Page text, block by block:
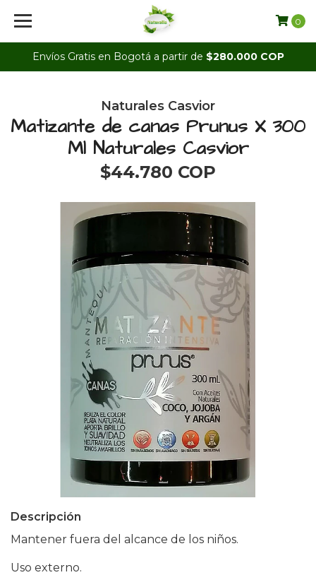
Envíos Gratis en Bogotá a partir de $280.000 COP
0
Naturales Casvior
Matizante de canas Prunus X 300
Ml Naturales Casvior
$44.780 COP
Descripción
Mantener fuera del alcance de los niños.
Uso externo.